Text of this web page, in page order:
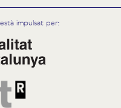
impulsat per: